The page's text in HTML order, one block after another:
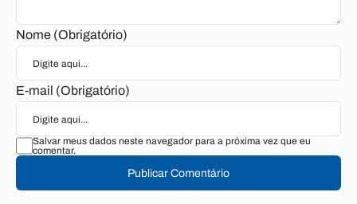
Nome (Obrigatório)
E-mail (Obrigatório)
Salvar meus dados neste navegador para a próxima vez que eu
comentar.
Publicar Comentário